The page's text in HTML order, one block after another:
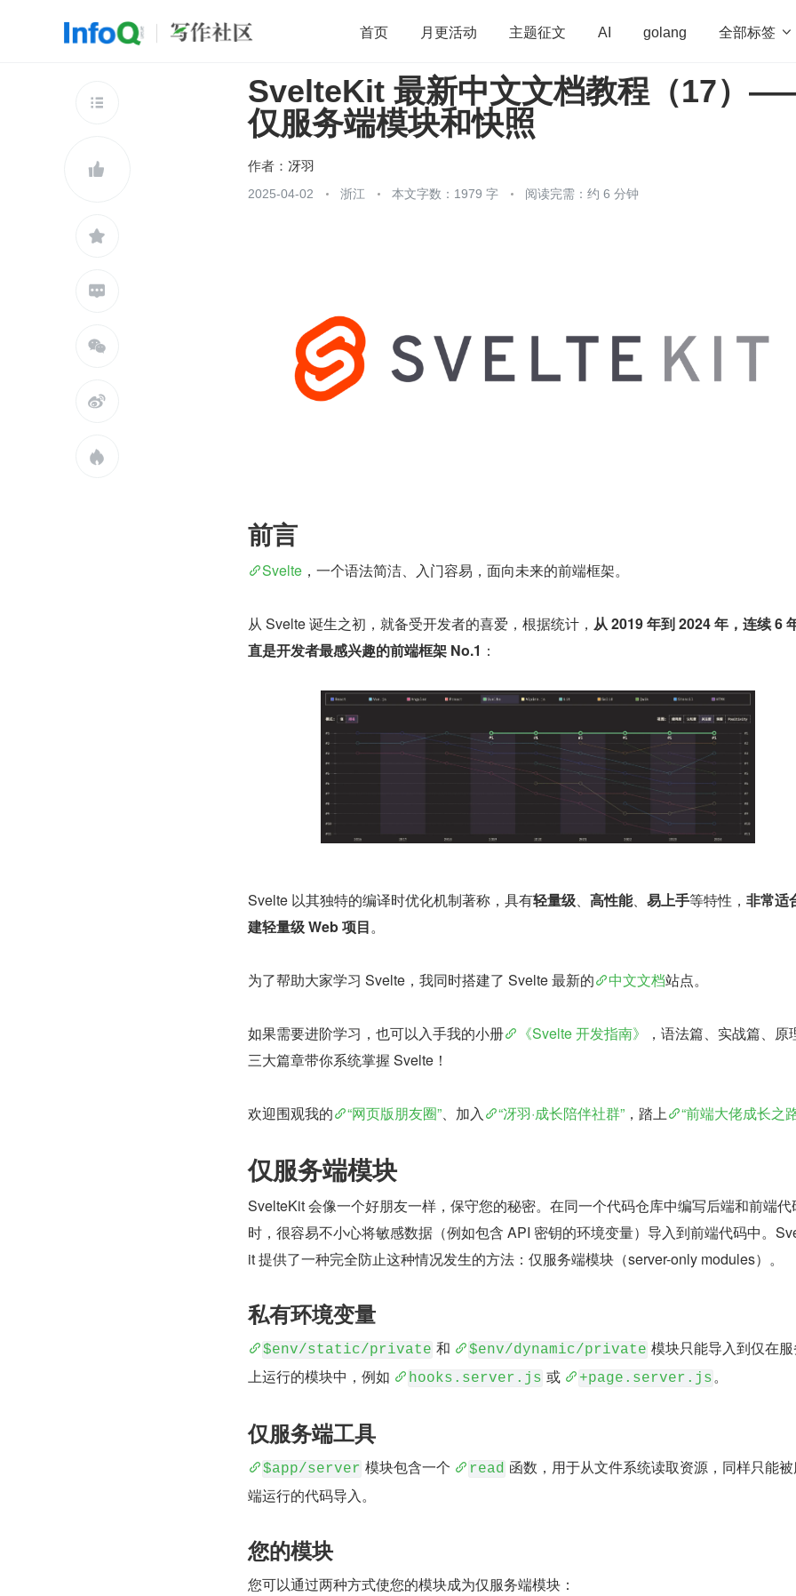
首页 月更活动 主题征文 AI golang 全部标签 
开源 架构 OpenHarmony 算法 学习方法 Web3.0
团队管理 程序员 运维
查看更多







SvelteKit 最新中文文档教程（17）
仅服务端模块和快照
作者： 冴羽
2025-04-02 浙江 本文字数：1979 字 阅读完需：约 6 分钟
前言
Svelte ，一个语法简洁、入门容易，面向未来的前端框架。
从 Svelte 诞生之初，就备受开发者的喜爱，根据统计， 从 2019 年到 2024 年，连续 6
直是开发者最感兴趣的前端框架 No.1 ：
Svelte 以其独特的编译时优化机制著称，具有轻量级、 高性能、 易上手等特性， 非常适
建轻量级 Web 项目。
为了帮助大家学习 Svelte，我同时搭建了 Svelte 最新的 中文文档站点。
如果需要进阶学习，也可以入手我的小册 《Svelte 开发指南》
，语法篇、实战篇、原
三大篇章带你系统掌握 Svelte！
欢迎围观我的 “网页版朋友圈”、加入 “冴羽·成长陪伴社群” ，踏上 “前端大佬成长之
仅服务端模块
SvelteKit 会像一个好朋友一样，保守您的秘密。在同一个代码仓库中编写后端和前端代
时，很容易不小心将敏感数据（例如包含 API 密钥的环境变量）导入到前端代码中。
it 提供了一种完全防止这种情况发生的方法：仅服务端模块（server-only modules）。
私有环境变量
$env/static/private 和 $env/dynamic/private 模块只能导入到仅在
上运行的模块中，例如
hooks.server.js 或 +page.server.js。
仅服务端工具
$app/server 模块包含一个 read 函数，用于从文件系统读取资源，同样只能
端运行的代码导入。
您的模块
您可以通过两种方式使您的模块成为仅服务端模块：